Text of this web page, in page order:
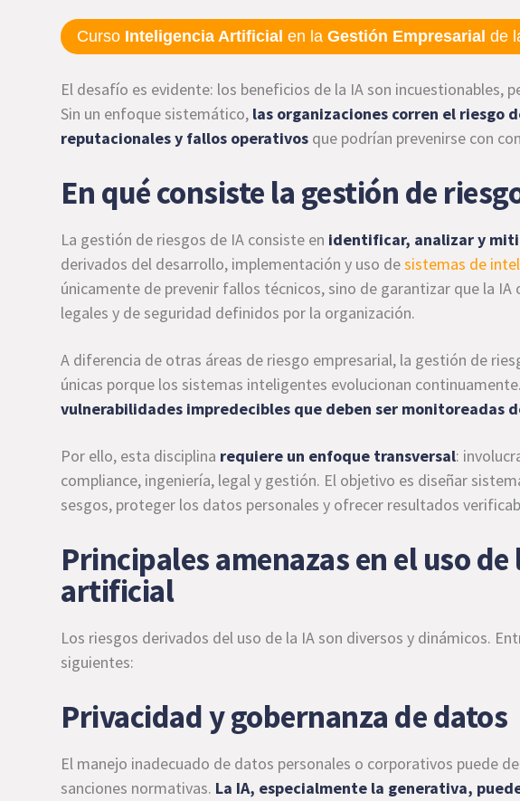
Curso Inteligencia Artificial en laGestión Empresarial de
El desafío es evidente: los beneficios de la IA son incuestionables,
Sin un enfoque sistemático, las organizaciones corren el riesgo
reputacionales y fallos operativos que podrían prevenirse con
En qué consiste la gestión de
La gestión de riesgos de IA consiste en identificar, analizar y
derivados del desarrollo, implementación y uso desistemas de
únicamente de prevenir fallos técnicos, sino de garantizar que la
legales y de seguridad definidos por la organización.
A diferencia de otras áreas de riesgo empresarial, la gestión de
únicas porque los sistemas inteligentes evolucionan
vulnerabilidades impredecibles que deben ser monitoreadas
Por ello, esta disciplina requiere un enfoque transversal:
compliance, ingeniería, legal y gestión. El objetivo es diseñar
sesgos, proteger los datos personales y ofrecer resultados
Principales amenazas en el uso
artificial
Los riesgos derivados del uso de la IA son diversos y dinámicos.
siguientes:
Privacidad y gobernanza de datos
El manejo inadecuado de datos personales o corporativos puede
sanciones normativas. La IA, especialmente la generativa,